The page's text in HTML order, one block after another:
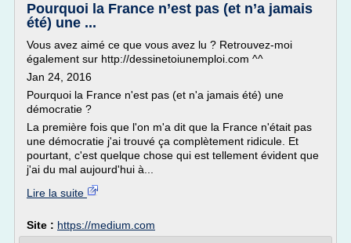
Pourquoi la France n’est pas (et n’a jamais
été) une ...
Vous avez aimé ce que vous avez lu ? Retrouvez-moi
également sur http://dessinetoiunemploi.com ^^
Jan 24, 2016
Pourquoi la France n'est pas (et n'a jamais été) une
démocratie ?
La première fois que l'on m'a dit que la France n'était pas
une démocratie j'ai trouvé ça complètement ridicule. Et
pourtant, c'est quelque chose qui est tellement évident que
j'ai du mal aujourd'hui à...
Lire la suite
Site : https://medium.com